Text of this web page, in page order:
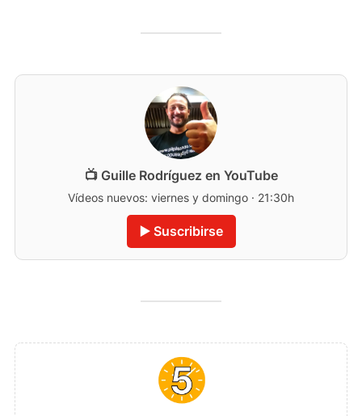
📺 Guille Rodríguez en YouTube
Vídeos nuevos: viernes y domingo · 21:30h
▶️ Suscribirse